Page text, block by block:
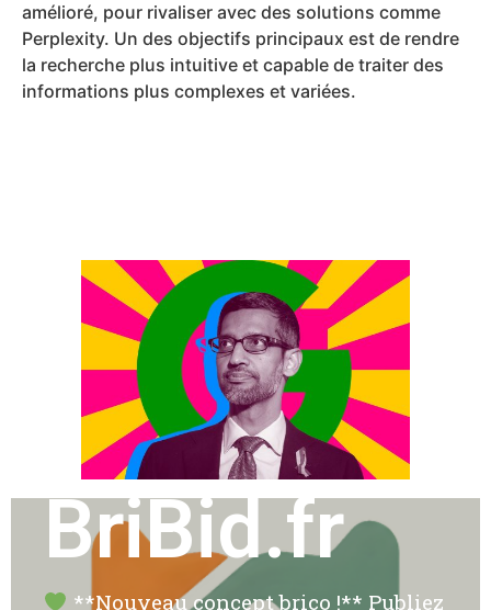
amélioré, pour rivaliser avec des solutions comme
Perplexity. Un des objectifs principaux est de rendre
la recherche plus intuitive et capable de traiter des
informations plus complexes et variées.
BriBid.fr
**Nouveau concept brico !** Publiez